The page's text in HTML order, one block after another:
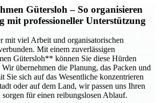
Gütersloh – So organisieren
mit professioneller Unterstützung
mit viel Arbeit und organisatorischen
Mit einem zuverlässigen
Gütersloh** können Sie diese Hürden
übernehmen die Planung, das Packen und
Sie sich auf das Wesentliche konzentrieren
oder auf dem Land, wir passen uns Ihren
für einen reibungslosen Ablauf.